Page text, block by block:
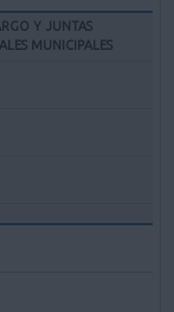
Y JUNTAS
MUNICIPALES